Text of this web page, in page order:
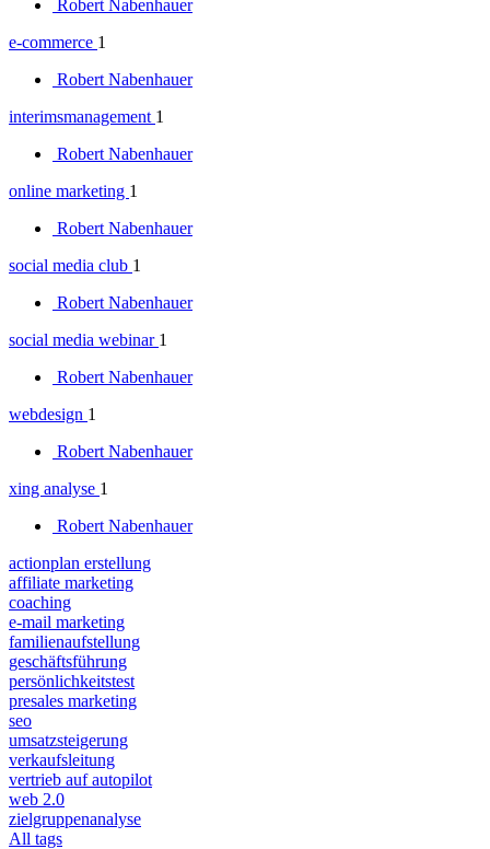
Robert Nabenhauer
e-commerce 1
Robert Nabenhauer
interimsmanagement 1
Robert Nabenhauer
online marketing 1
Robert Nabenhauer
social media club 1
Robert Nabenhauer
social media webinar 1
Robert Nabenhauer
webdesign 1
Robert Nabenhauer
xing analyse 1
Robert Nabenhauer
actionplan erstellung
affiliate marketing
coaching
e-mail marketing
familienaufstellung
geschäftsführung
persönlichkeitstest
presales marketing
seo
umsatzsteigerung
verkaufsleitung
vertrieb auf autopilot
web 2.0
zielgruppenanalyse
All tags